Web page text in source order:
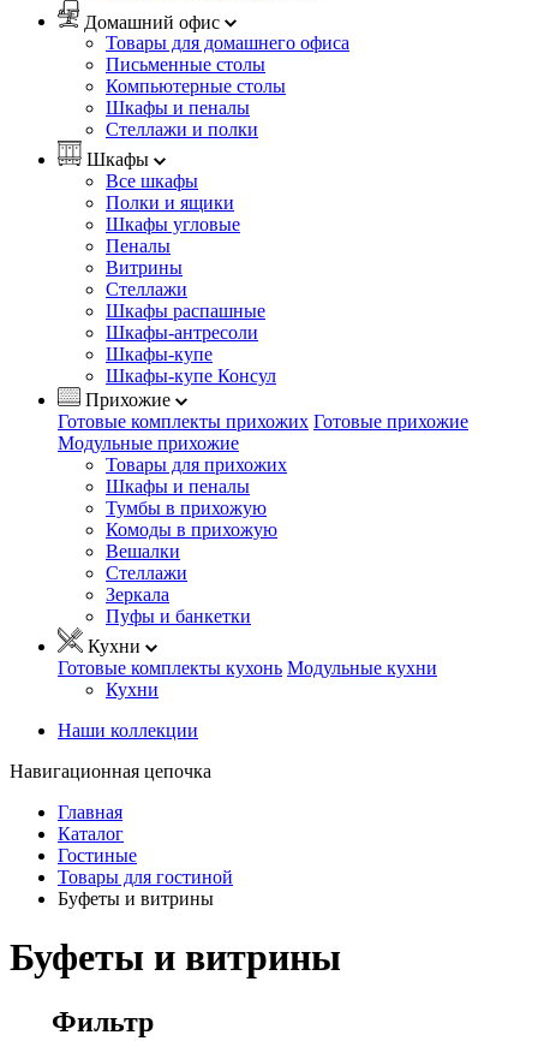
Домашний офис
Товары для домашнего офиса
Письменные столы
Компьютерные столы
Шкафы и пеналы
Стеллажи и полки
Шкафы
Все шкафы
Полки и ящики
Шкафы угловые
Пеналы
Витрины
Стеллажи
Шкафы распашные
Шкафы-антресоли
Шкафы-купе
Шкафы-купе Консул
Прихожие
Готовые комплекты прихожих Готовые прихожие
Модульные прихожие
Товары для прихожих
Шкафы и пеналы
Тумбы в прихожую
Комоды в прихожую
Вешалки
Стеллажи
Зеркала
Пуфы и банкетки
Кухни
Готовые комплекты кухонь Модульные кухни
Кухни
Наши коллекции
Навигационная цепочка
Главная
Каталог
Гостиные
Товары для гостиной
Буфеты и витрины
Буфеты и витрины
Фильтр